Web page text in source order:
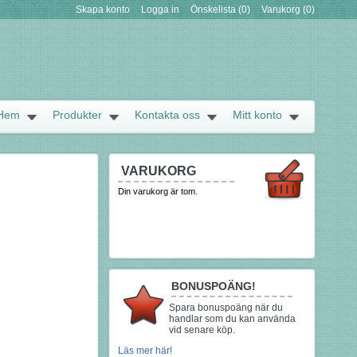
Skapa konto Logga in Önskelista (0) Varukorg (0)
Mitt konto
Kontakta oss
Produkter
VARUKORG
Din varukorg är tom.
BONUSPOÄNG!
Spara bonuspoäng när du
handlar som du kan använda
vid senare köp.
Läs mer här!